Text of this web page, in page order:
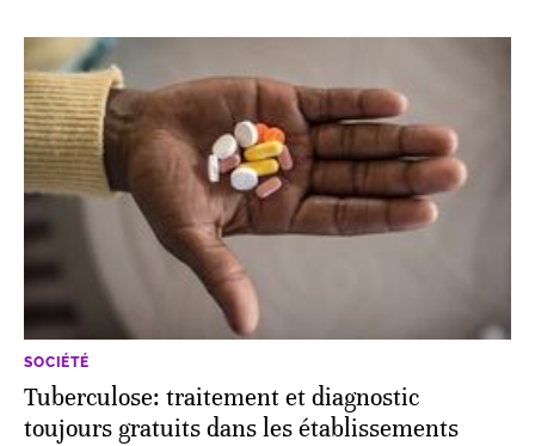
SOCIÉTÉ
Tuberculose: traitement et diagnostic
toujours gratuits dans les établissements